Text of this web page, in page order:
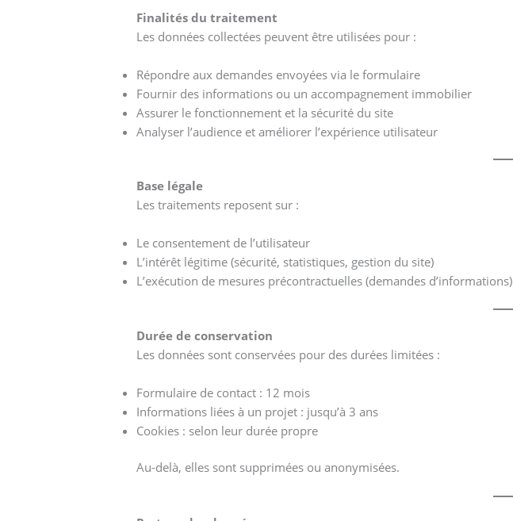
Finalités du traitement
Les données collectées peuvent être utilisées pour :
Répondre aux demandes envoyées via le formulaire
Fournir des informations ou un accompagnement immobilier
Assurer le fonctionnement et la sécurité du site
Analyser l’audience et améliorer l’expérience utilisateur
Base légale
Les traitements reposent sur :
Le consentement de l’utilisateur
L’intérêt légitime (sécurité, statistiques, gestion du site)
L’exécution de mesures précontractuelles (demandes d’informations)
Durée de conservation
Les données sont conservées pour des durées limitées :
Formulaire de contact : 12 mois
Informations liées à un projet : jusqu’à 3 ans
Cookies : selon leur durée propre
Au-delà, elles sont supprimées ou anonymisées.